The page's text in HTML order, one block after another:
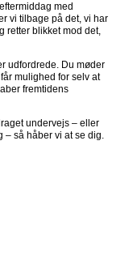
med
vi tilbage på det, vi har
retter blikket mod det,
udfordrede. Du møder
mulighed for selv at
fremtidens
undervejs – eller
– så håber vi at se dig.